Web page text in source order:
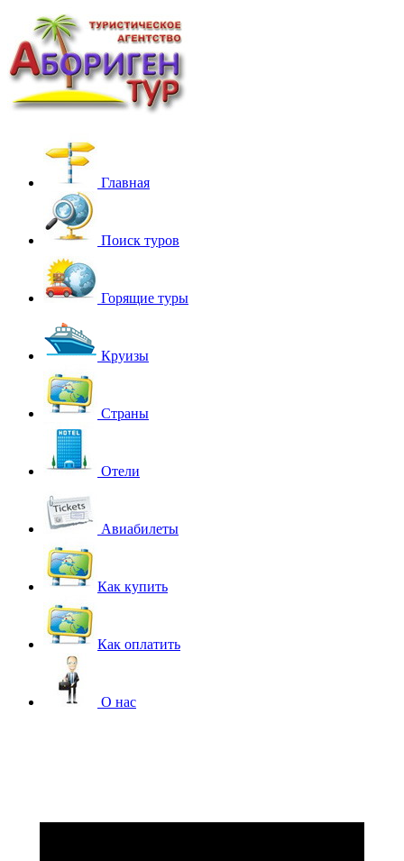
Главная
Поиск туров
Горящие туры
Круизы
Страны
Отели
Авиабилеты
Как купить
Как оплатить
О нас